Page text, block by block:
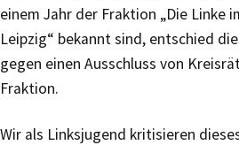
einem Jahr der Fraktion „Die Linke
Leipzig“ bekannt sind, entschied
gegen einen Ausschluss von
Fraktion.
Wir als Linksjugend kritisieren